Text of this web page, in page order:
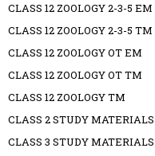
CLASS 12 ZOOLOGY 2-3-5 EM
CLASS 12 ZOOLOGY 2-3-5 TM
CLASS 12 ZOOLOGY OT EM
CLASS 12 ZOOLOGY OT TM
CLASS 12 ZOOLOGY TM
CLASS 2 STUDY MATERIALS
CLASS 3 STUDY MATERIALS